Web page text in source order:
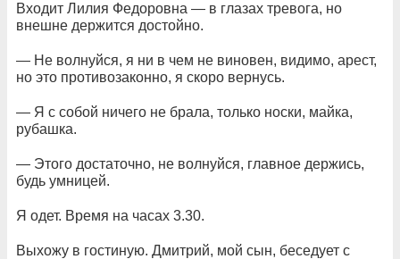
Входит Лилия Федоровна — в глазах тревога, но
внешне держится достойно.
— Не волнуйся, я ни в чем не виновен, видимо, арест,
но это противозаконно, я скоро вернусь.
— Я с собой ничего не брала, только носки, майка,
рубашка.
— Этого достаточно, не волнуйся, главное держись,
будь умницей.
Я одет. Время на часах 3.30.
Выхожу в гостиную. Дмитрий, мой сын, беседует с